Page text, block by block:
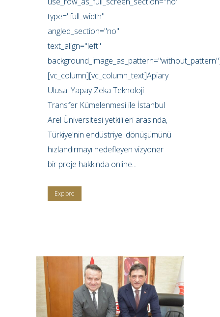
type="full_width"
angled_section="no"
text_align="left"
[vc_column][vc_column_text]Apiary
Ulusal Yapay Zeka Teknoloji
Transfer Kümelenmesi ile İstanbul
Arel Üniversitesi yetkilileri arasında,
Türkiye'nin endüstriyel dönüşümünü
hızlandırmayı hedefleyen vizyoner
bir proje hakkında online...
Explore